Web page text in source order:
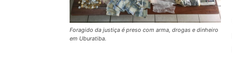
Foragido da justiça é preso com arma, drogas e dinheiro
em Uburatiba.